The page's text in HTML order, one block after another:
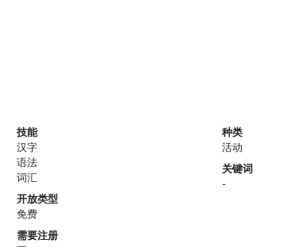
技能
汉字
语法
词汇
开放类型
免费
需要注册
种类
活动
关键词
-